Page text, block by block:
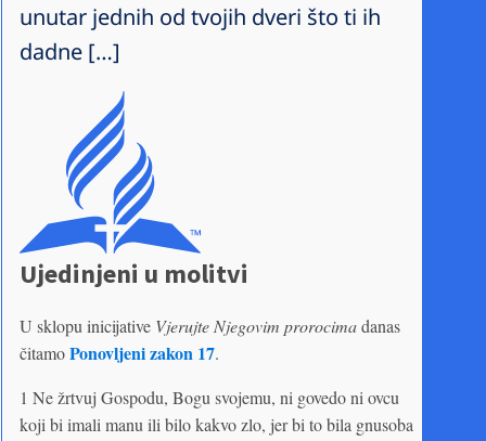
unutar jednih od tvojih dveri što ti ih
dadne […]
Ujedinjeni u molitvi
U sklopu inicijative Vjerujte Njegovim prorocimadanas
čitamoPonovljeni zakon 17.
1 Ne žrtvuj Gospodu, Bogu svojemu, ni govedo ni ovcu
koji bi imali manu ili bilo kakvo zlo, jer bi to bila gnusoba